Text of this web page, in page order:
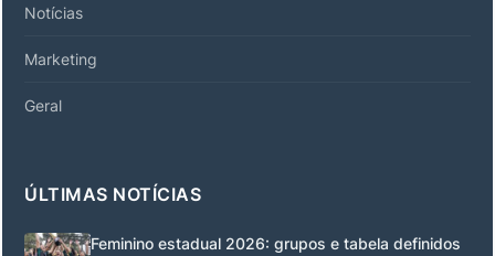
Notícias
Marketing
Geral
ÚLTIMAS NOTÍCIAS
Feminino estadual 2026: grupos e tabela definidos